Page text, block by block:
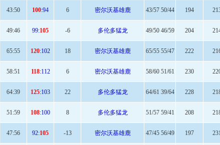
43:50 100:94 6 密尔沃基雄鹿 43/57 50/44 194
49:46 99:105 -6 多伦多猛龙 49/50 46/59 204
65:55 120:102 18 密尔沃基雄鹿 65/55 55/47 222
58:51 118:112 6 密尔沃基雄鹿 58/60 51/61 230
64:39 125:103 22 多伦多猛龙 64/61 39/64 228
51:59 108:100 8 多伦多猛龙 51/57 59/41 208
47:56 92:105 -13 密尔沃基雄鹿 47/45 56/49 197